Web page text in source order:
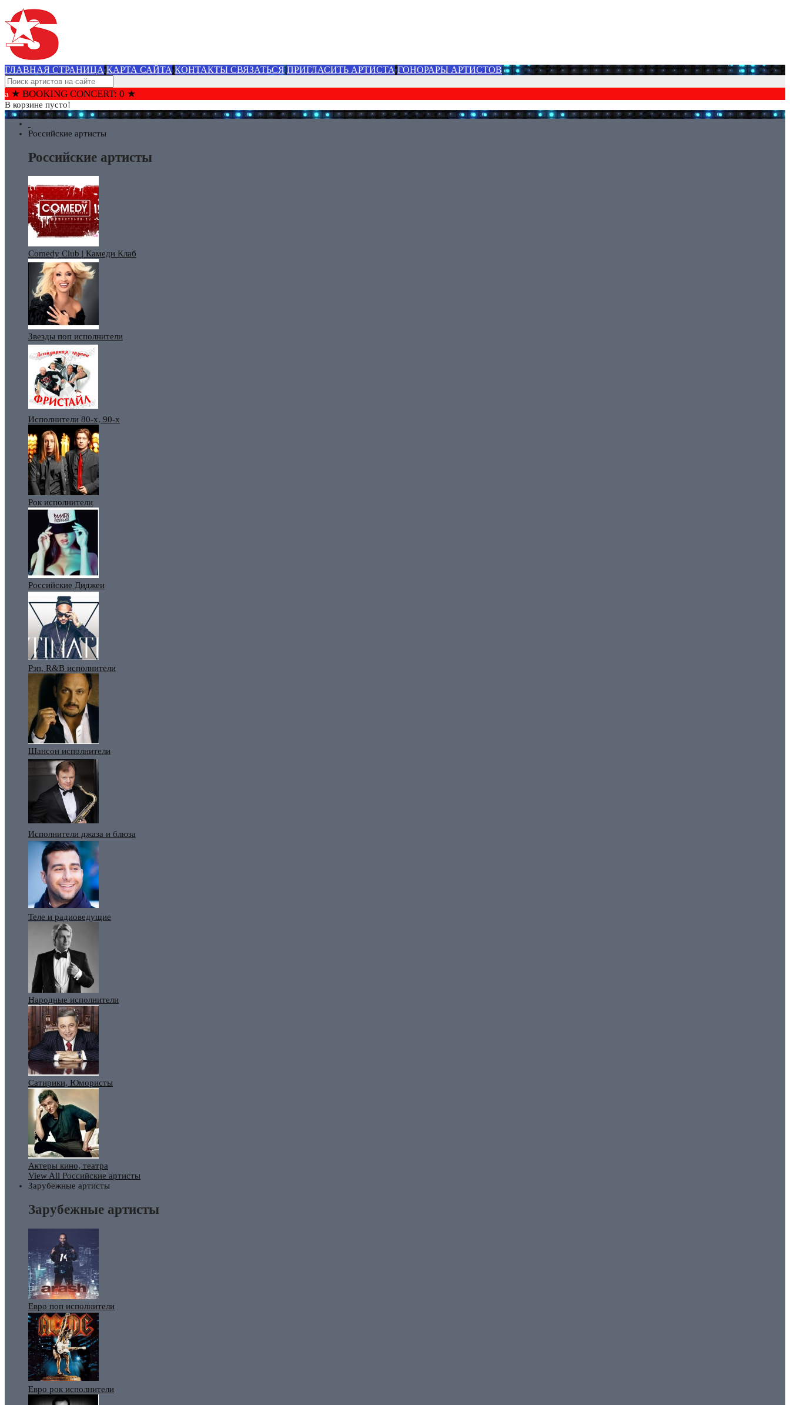
ГЛАВНАЯ СТРАНИЦА КАРТА САЙТА КОНТАКТЫ СВЯЗАТЬСЯ ПРИГЛАСИТЬ АРТИСТА ГОНОРАРЫ АРТИСТОВ
★ BOOKING CONCERT: 0 ★
В корзине пусто!
Российские артисты
Российские артисты
Comedy Club | Камеди Клаб
Звезды поп исполнители
Исполнители 80-х, 90-х
Рок исполнители
Российские Диджеи
Рэп, R&B исполнители
Шансон исполнители
Исполнители джаза и блюза
Теле и радиоведущие
Народные исполнители
Сатирики, Юмористы
Актеры кино, театра
View All Российские артисты
Зарубежные артисты
Зарубежные артисты
Евро поп исполнители
Евро рок исполнители